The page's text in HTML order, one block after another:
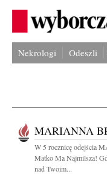
Nekrologi Odeszli
MARIANNA
W 5 rocznicę odejścia
Matko Ma Najmilsza!
nad Twoim...